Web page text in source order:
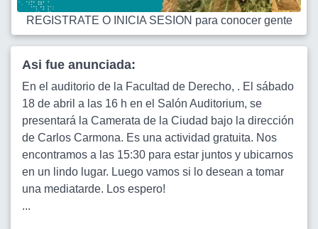
REGISTRATE O INICIA SESION para conocer gente
Asi fue anunciada:
En el auditorio de la Facultad de Derecho, . El sábado
18 de abril a las 16 h en el Salón Auditorium, se
presentará la Camerata de la Ciudad bajo la dirección
de Carlos Carmona. Es una actividad gratuita. Nos
encontramos a las 15:30 para estar juntos y ubicarnos
en un lindo lugar. Luego vamos si lo desean a tomar
una mediatarde. Los espero!
...